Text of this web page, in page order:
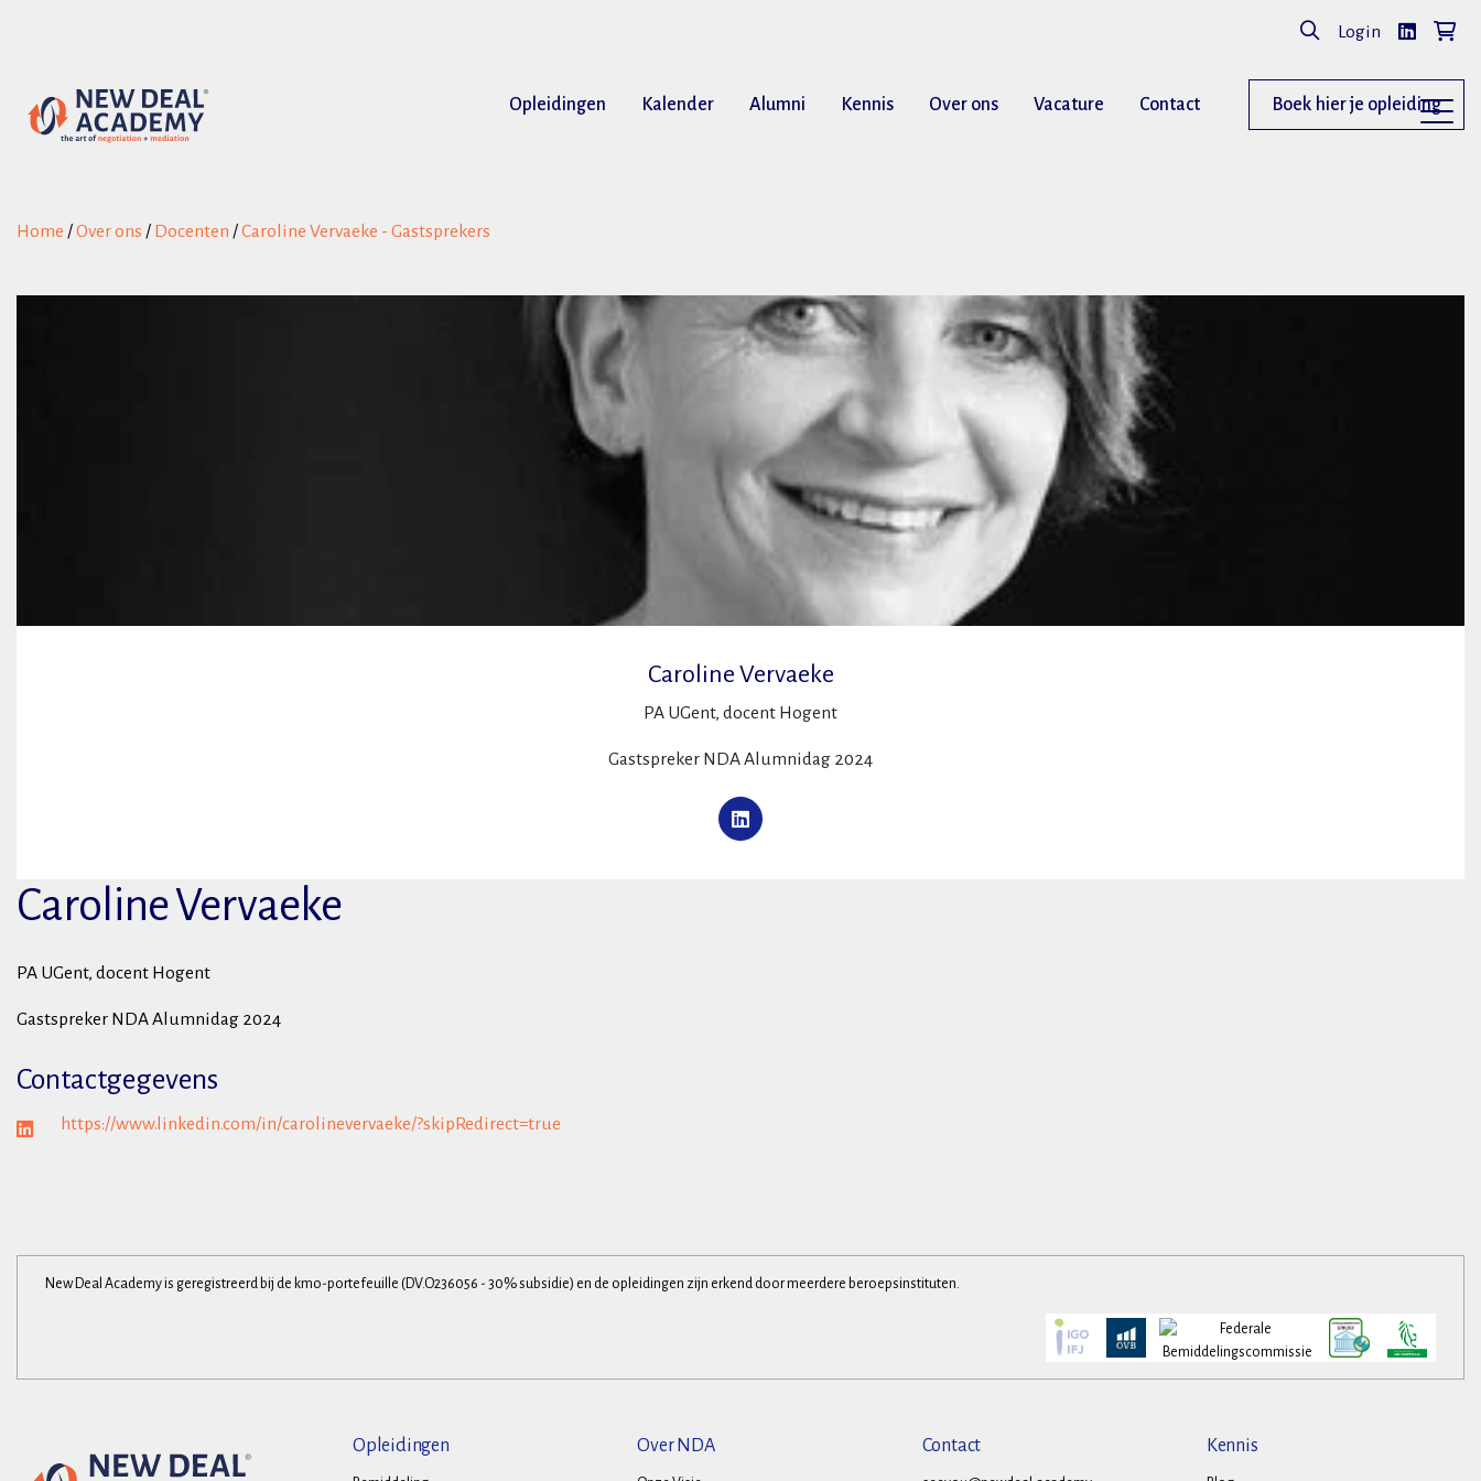
Login
Opleidingen Kalender Alumni Kennis Over ons Vacature Contact Boek hier je opleiding
Home /Over ons / Docenten /Caroline Vervaeke - Gastsprekers
Caroline Vervaeke
PA UGent, docent Hogent
Gastspreker NDA Alumnidag 2024
Caroline Vervaeke
PA UGent, docent Hogent
Gastspreker NDA Alumnidag 2024
Contactgegevens
https://www.linkedin.com/in/carolinevervaeke/?skipRedirect=true
New Deal Academy is geregistreerd bij de kmo-portefeuille (DV.O236056 - 30% subsidie) en de opleidingen zijn erkend door meerdere beroepsinstituten.
Opleidingen Over NDA Contact Kennis